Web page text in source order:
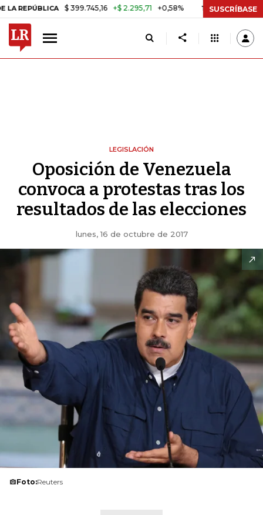
$ 399.745,16 +$ 2.295,71 +0,58% TASA DE USURA CRÉDITO
SUSCRÍBASE
LEGISLACIÓN
Oposición de Venezuela
convoca a protestas tras los
resultados de las elecciones
lunes, 16 de octubre de 2017
Foto:Reuters